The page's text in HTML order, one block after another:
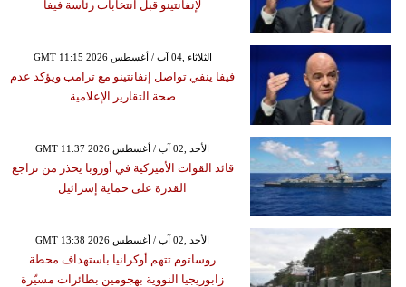
لإنفانتينو قبل انتخابات رئاسة فيفا
GMT 11:15 2026 الثلاثاء ,04 آب / أغسطس
فيفا ينفي تواصل إنفانتينو مع ترامب ويؤكد عدم
صحة التقارير الإعلامية
GMT 11:37 2026 الأحد ,02 آب / أغسطس
قائد القوات الأميركية في أوروبا يحذر من تراجع
القدرة على حماية إسرائيل
GMT 13:38 2026 الأحد ,02 آب / أغسطس
روساتوم تتهم أوكرانيا باستهداف محطة
زابوريجيا النووية بهجومين بطائرات مسيّرة